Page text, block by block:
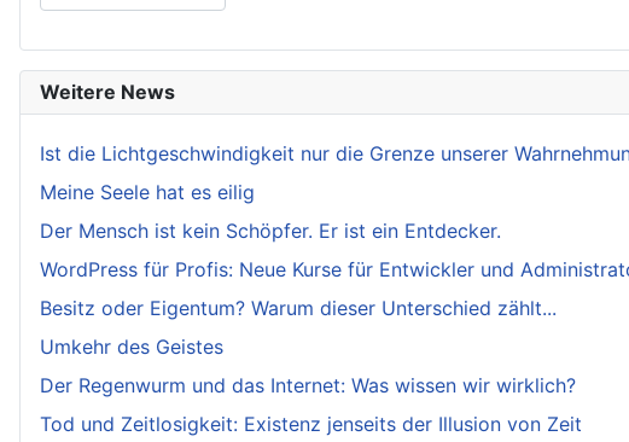
Weitere News
Ist die Lichtgeschwindigkeit nur die Grenze unserer
Meine Seele hat es eilig
Der Mensch ist kein Schöpfer. Er ist ein Entdecker.
WordPress für Profis: Neue Kurse für Entwickler und
Besitz oder Eigentum? Warum dieser Unterschied zählt...
Umkehr des Geistes
Der Regenwurm und das Internet: Was wissen wir wirklich?
Tod und Zeitlosigkeit: Existenz jenseits der Illusion von Zeit